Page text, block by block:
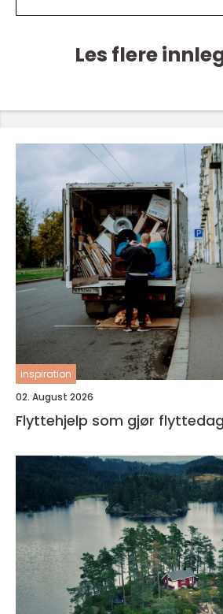
Les flere
inspiration
02. August 2026
Flyttehjelp som gjør